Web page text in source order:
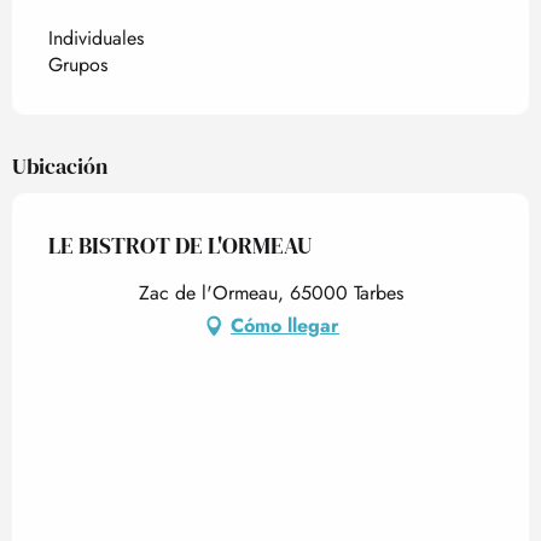
Individuales
Grupos
Ubicación
LE BISTROT DE L'ORMEAU
Zac de l'Ormeau, 65000 Tarbes
Cómo llegar